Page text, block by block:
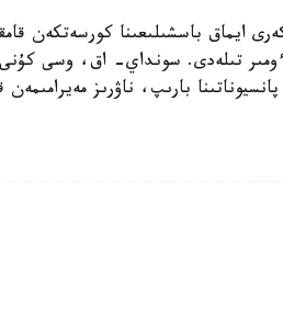
ايماق باسشىلىعىنا كورسەتكەن
تىلەدى. سونداي- اق، وسى كۇنى
بارىپ، ناۋرىز مەيرامىمەن